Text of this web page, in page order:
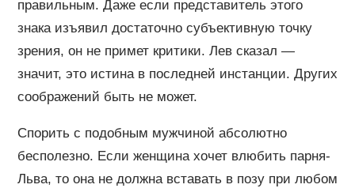
правильным. Даже если представитель этого
знака изъявил достаточно субъективную точку
зрения, он не примет критики. Лев сказал —
значит, это истина в последней инстанции. Других
соображений быть не может.
Спорить с подобным мужчиной абсолютно
бесполезно. Если женщина хочет влюбить парня-
Льва, то она не должна вставать в позу при любом